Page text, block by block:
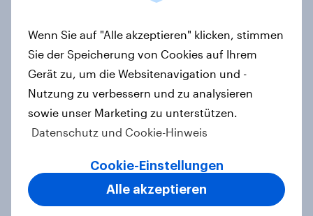
Debt, Savings & Investment Report
2026 – Deutschland
Report
Ökostromer: Offenheit für „grüne
Zukunft“ trifft auf starke
Preissensibilität
Wenn Sie auf "Alle akzeptieren" klicken, stimmen
Sie der Speicherung von Cookies auf Ihrem
Gerät zu, um die Websitenavigation und -
Nutzung zu verbessern und zu analysieren
sowie unser Marketing zu unterstützen.
Datenschutz und Cookie-Hinweis
Cookie-Einstellungen
Alle akzeptieren